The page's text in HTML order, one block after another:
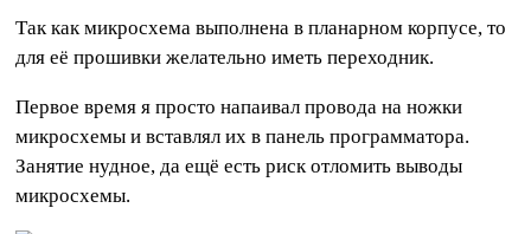
Так как микросхема выполнена в планарном корпусе, то
для её прошивки желательно иметь переходник.
Первое время я просто напаивал провода на ножки
микросхемы и вставлял их в панель программатора.
Занятие нудное, да ещё есть риск отломить выводы
микросхемы.